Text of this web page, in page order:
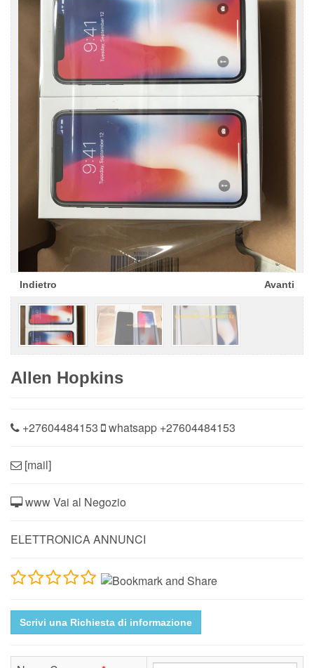
Indietro Avanti
Allen Hopkins
+27604484153 whatsapp +27604484153
[mail]
www Vai al Negozio
ELETTRONICA ANNUNCI
Scrivi una Richiesta di informazione